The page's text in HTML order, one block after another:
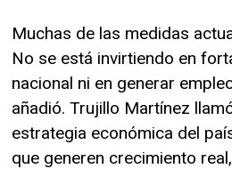
Muchas de las medidas
No se está invirtiendo en
nacional ni en generar
añadió. Trujillo Martínez
estrategia económica del
que generen crecimiento